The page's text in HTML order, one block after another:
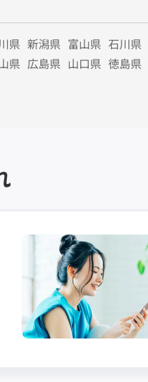
県 新潟県 富山県 石川県
県 広島県 山口県 徳島県